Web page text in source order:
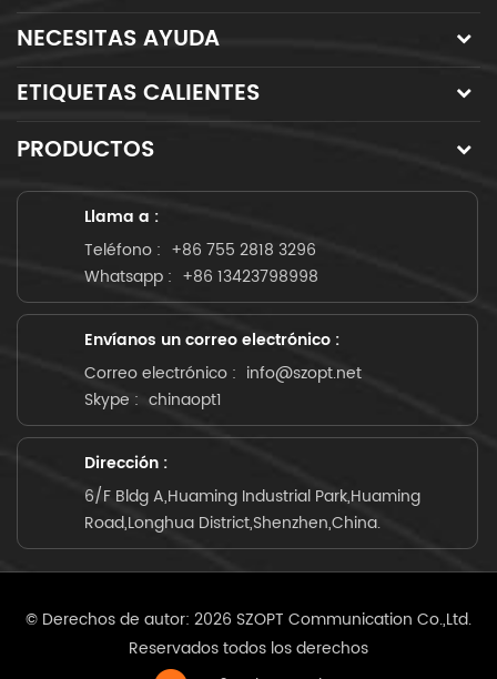
NECESITAS AYUDA
ETIQUETAS CALIENTES
PRODUCTOS
Llama a :
Teléfono : +86 755 2818 3296
Whatsapp : +86 13423798998
Envíanos un correo electrónico :
Correo electrónico : info@szopt.net
Skype : chinaopt1
Dirección :
6/F Bldg A,Huaming Industrial Park,Huaming
Road,Longhua District,Shenzhen,China.
© Derechos de autor: 2026 SZOPT Communication Co.,Ltd.
Reservados todos los derechos